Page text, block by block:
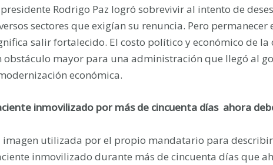
Rodrigo Paz logró sobrevivir al intento de
sectores que exigían su renuncia. Pero permanecer
salir fortalecido. El costo político y económico de la
obstáculo mayor para una administración que llegó al
económica.
inmovilizado por más de cincuenta días ahora
imagen utilizada por el propio mandatario para
inmovilizado durante más de cincuenta días que